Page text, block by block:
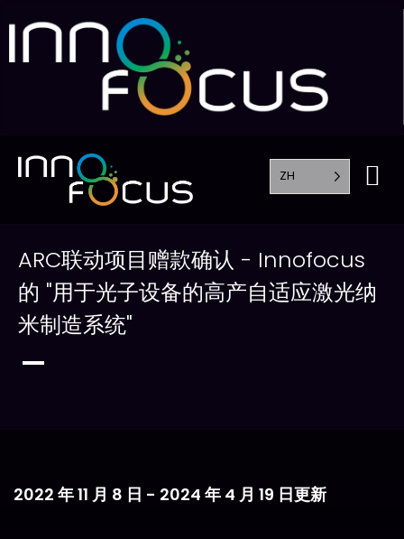
ZH
ARC联动项目赠款确认 - Innofocus
的 "用于光子设备的高产自适应激光纳
米制造系统"
2022 年 11 月 8 日 - 2024 年 4 月 19 日更新